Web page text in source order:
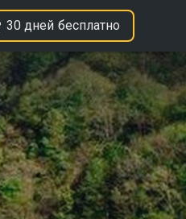
30 дней бесплатно